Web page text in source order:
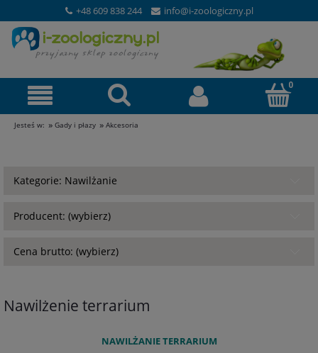
+48 609 838 244 info@i-zoologiczny.pl
Jesteś w: » Gady i płazy » Akcesoria
Kategorie: Nawilżanie
Producent: (wybierz)
Cena brutto: (wybierz)
Nawilżenie terrarium
NAWILŻANIE TERRARIUM